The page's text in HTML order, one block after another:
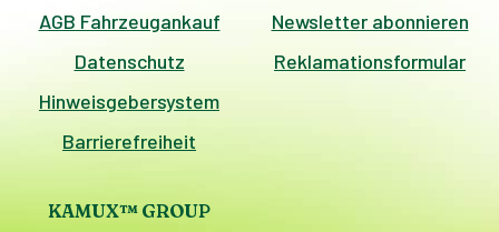
AGB Fahrzeugankauf
Datenschutz
Hinweisgebersystem
Barrierefreiheit
Newsletter abonnieren
Reklamationsformular
KAMUX™ GROUP